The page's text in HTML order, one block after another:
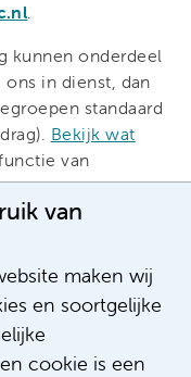
van
maken wij
en soortgelijke
cookie is een
.
kunnen onderdeel
in dienst, dan
standaard
Bekijk wat
van
geschiktheid,
vacature wordt